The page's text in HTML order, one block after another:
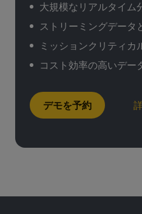
大規模なリアルタイム
ストリーミングデータ
ミッションクリティカ
コスト効率の高いデー
デモを予約